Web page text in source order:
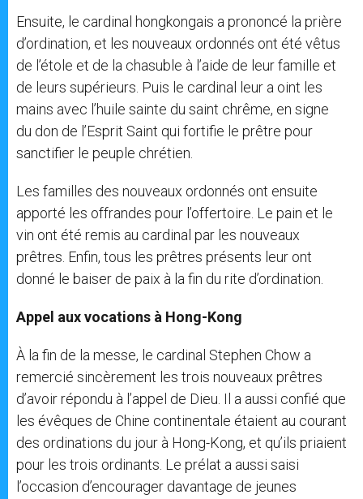
Ensuite, le cardinal hongkongais a prononcé la prière
d’ordination, et les nouveaux ordonnés ont été vêtus
de l’étole et de la chasuble à l’aide de leur famille et
de leurs supérieurs. Puis le cardinal leur a oint les
mains avec l’huile sainte du saint chrême, en signe
du don de l’Esprit Saint qui fortifie le prêtre pour
sanctifier le peuple chrétien.
Les familles des nouveaux ordonnés ont ensuite
apporté les offrandes pour l’offertoire. Le pain et le
vin ont été remis au cardinal par les nouveaux
prêtres. Enfin, tous les prêtres présents leur ont
donné le baiser de paix à la fin du rite d’ordination.
Appel aux vocations à Hong-Kong
À la fin de la messe, le cardinal Stephen Chow a
remercié sincèrement les trois nouveaux prêtres
d’avoir répondu à l’appel de Dieu. Il a aussi confié que
les évêques de Chine continentale étaient au courant
des ordinations du jour à Hong-Kong, et qu’ils priaient
pour les trois ordinants. Le prélat a aussi saisi
l’occasion d’encourager davantage de jeunes